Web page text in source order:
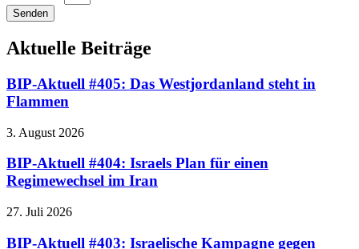
Senden
Aktuelle Beiträge
BIP-Aktuell #405: Das Westjordanland steht in
Flammen
3. August 2026
BIP-Aktuell #404: Israels Plan für einen
Regimewechsel im Iran
27. Juli 2026
BIP-Aktuell #403: Israelische Kampagne gegen